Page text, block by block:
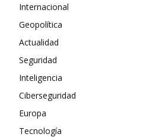
Internacional
Geopolítica
Actualidad
Seguridad
Inteligencia
Ciberseguridad
Europa
Tecnología